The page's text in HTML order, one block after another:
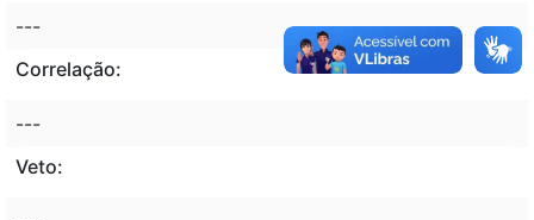
---
Correlação:
---
Veto: